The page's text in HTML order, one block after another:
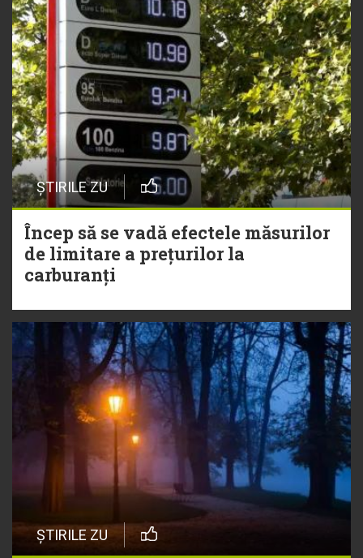
ȘTIRILE ZU
Încep să se vadă efectele măsurilor
de limitare a prețurilor la
carburanți
ȘTIRILE ZU